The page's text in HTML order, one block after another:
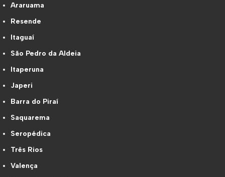
Araruama
Resende
Itaguaí
São Pedro da Aldeia
Itaperuna
Japeri
Barra do Piraí
Saquarema
Seropédica
Três Rios
Valença